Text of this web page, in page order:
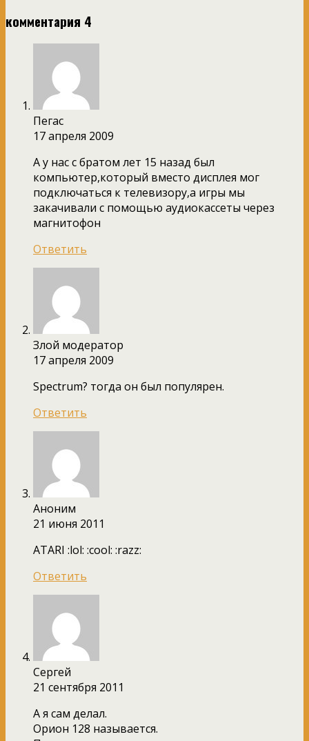
комментария 4
Пегас
17 апреля 2009
А у нас с братом лет 15 назад был
компьютер,который вместо дисплея мог
подключаться к телевизору,а игры мы
закачивали с помощью аудиокассеты через
магнитофон
Ответить
Злой модератор
17 апреля 2009
Spectrum? тогда он был популярен.
Ответить
Аноним
21 июня 2011
ATARI :lol: :cool: :razz:
Ответить
Сергей
21 сентября 2011
А я сам делал.
Орион 128 называется.